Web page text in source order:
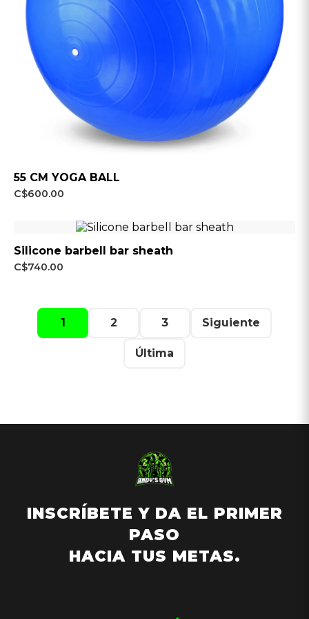
55 CM YOGA BALL
C$600.00
Silicone barbell bar sheath
C$740.00
1 2 3 Siguiente
Última
INSCRÍBETE Y DA EL PRIMER
PASO
HACIA TUS METAS.